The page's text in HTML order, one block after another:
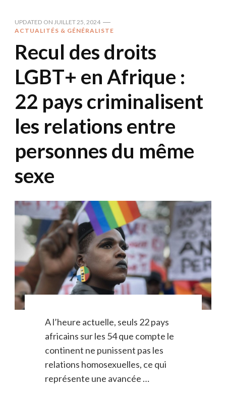
UPDATED ON JUILLET 25, 2024
ACTUALITÉS & GÉNÉRALISTE
Recul des droits
LGBT+ en Afrique :
22 pays criminalisent
les relations entre
personnes du même
sexe
A l’heure actuelle, seuls 22 pays
africains sur les 54 que compte le
continent ne punissent pas les
relations homosexuelles, ce qui
représente une avancée …